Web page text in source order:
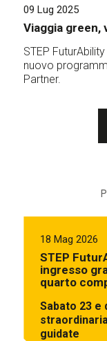
09 Lug 2025
Viaggia
STEP
nuovo
Partner.
18 Mag 2026
STEP
ingresso
quarto
Sabato 23 e
guidate